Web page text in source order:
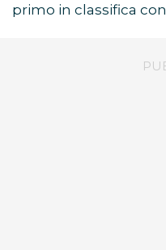
primo in classifica con